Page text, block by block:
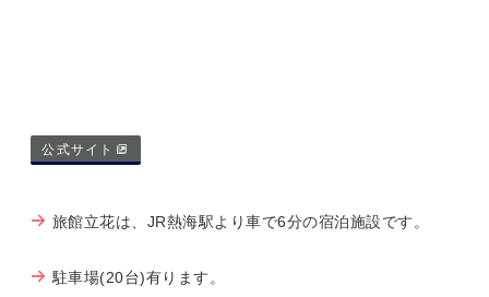
公式サイト
旅館立花は、JR熱海駅より車で6分の宿泊施設です。
駐車場(20台)有ります。